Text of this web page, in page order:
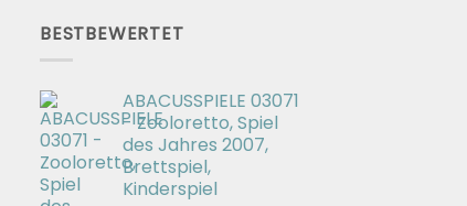
BESTBEWERTET
ABACUSSPIELE 03071
- Zooloretto, Spiel
des Jahres 2007,
Brettspiel,
Kinderspiel